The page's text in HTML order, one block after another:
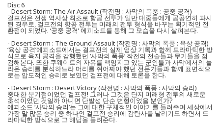
Disc 6
- Desert Storm: The Air Assault (작전명 : 사막의 폭풍 : 공중 공격)
걸프전은 전쟁 역사상 최초로 항공 전투가 일반 대중들에게 공공연히 과시
된 경우로, 걸프전의 항공 전투는 미래의 전투 형식을 바꾸는 획기적인 전
환점이 되었다. ‘공중 공격’ 에피소드를 통해 그 모습을 다시 살펴본다.
- Desert Storm : The Ground Assault (작전명 : 사막의 폭풍 : 육상 공격)
‘육상 공격’에피소드에서는 걸프전의 실제 영상 기록과 함께 드라마틱한 방
식으로 육지 공격을 감행했던 ‘사막의 폭풍’ 작전의 전술들과 무기들을 점
검해본다. 또한 쿠웨이트의 자유를 책임지고 있는 군인들과 사막에서의 놀
라운 승리를 분석하느라 머리를 쥐어짜야 했던 전문가들과 함께 표면적으
로는 압도적인 승리로 보였던 걸프전에 대해 토론을 한다.
- Desert Storm : Desert Victory (작전명 : 사막의 폭풍 : 사막의 승리)
중대한 분기점이었던 걸프전! 그러나 그것은 단지 미래형 전투의 새로운
초석이었던 것일까 아니면 단발성 단순 변형이었을 뿐인가?
에피소드 ‘사막의 승리’는 그에 대한 구체적인 이야기를 들려주며 세상에서
가장 말 많은 승리 중 하나인 걸프전 승리에 감탄사를 날리기도 하면서 드
라마틱한 방식으로 그 해답을 들려준다.